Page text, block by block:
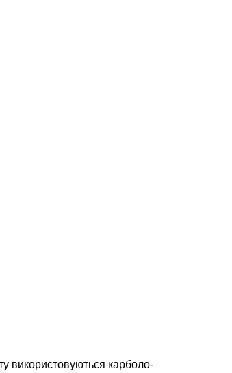
використовуються карболо-